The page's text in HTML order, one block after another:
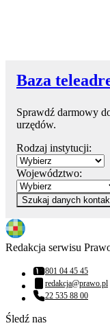
Baza
Sprawdź darmowy
urzędów.
Rodzaj instytucji:
Województwo:
Szukaj danych
Redakcja serwisu
Numer telefonu:
801 04 45 45
Adres email:
redakcja@prawo.pl
Numer telefonu:
22 535 88 00
Śledź nas